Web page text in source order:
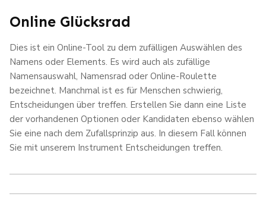
Online Glücksrad
Dies ist ein Online-Tool zu dem zufälligen Auswählen des
Namens oder Elements. Es wird auch als zufällige
Namensauswahl, Namensrad oder Online-Roulette
bezeichnet. Manchmal ist es für Menschen schwierig,
Entscheidungen über treffen. Erstellen Sie dann eine Liste
der vorhandenen Optionen oder Kandidaten ebenso wählen
Sie eine nach dem Zufallsprinzip aus. In diesem Fall können
Sie mit unserem Instrument Entscheidungen treffen.